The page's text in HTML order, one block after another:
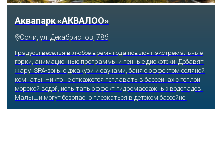
Тематический парк развлечений «Сочи
Парк»
Сочи, Олимпийский проспект, 21
Оказавшись здесь, словно попадаешь в сказку: встречаешь
любимых героев русского фольклора, получаешь возможность
сколько душе угодно кататься на аттракционах европейского
уровня. Гости участвуют в увлекательных квестах и творческих